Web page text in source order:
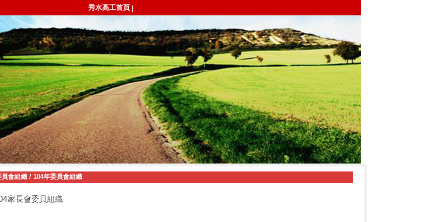
秀水高工首頁 |
員會組織/ 104年委員會組織
家長會委員組織